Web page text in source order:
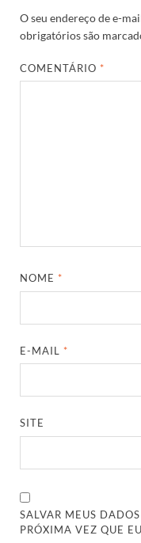
O seu endereço de e-
obrigatórios são
COMENTÁRIO*
NOME*
E-MAIL*
SITE
SALVAR MEUS
PRÓXIMA VEZ QUE